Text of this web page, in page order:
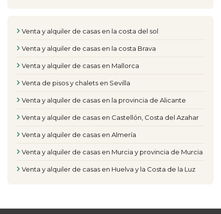
Venta y alquiler de casas en la costa del sol
Venta y alquiler de casas en la costa Brava
Venta y alquiler de casas en Mallorca
Venta de pisos y chalets en Sevilla
Venta y alquiler de casas en la provincia de Alicante
Venta y alquiler de casas en Castellón, Costa del Azahar
Venta y alquiler de casas en Almería
Venta y alquiler de casas en Murcia y provincia de Murcia
Venta y alquiler de casas en Huelva y la Costa de la Luz